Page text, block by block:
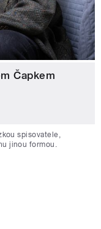
Čapkem
spisovatele,
jinou formou.